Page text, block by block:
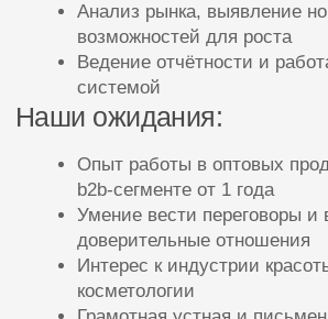
Интерес к индустрии красоты,
косметологии
Грамотная устная и письменная речь
Навыки работы с офисными программами
и CRM приветствуется
Самостоятельность, инициативность,
ориентация на результат
Оформление по ТК РФ, стабильная
График работы: 5/2, с 9:00 до 18:00
Работа в уютном офисе компании
Возможности для профессионального и
карьерного роста
Скидки на продукцию компании,
косметологические процедуры в клинике по